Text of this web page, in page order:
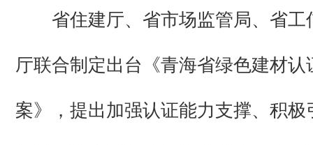
省住建厅、省市场监管局、省工
厅联合制定出台《青海省绿色建材认
案》，提出加强认证能力支撑、积极